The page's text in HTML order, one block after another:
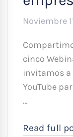
Noviembre
cinco
invitamos a
YouTube
…
Read full